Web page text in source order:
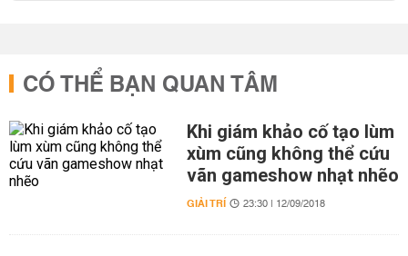
CÓ THỂ BẠN QUAN TÂM
Khi giám khảo cố tạo lùm
xùm cũng không thể cứu
vãn gameshow nhạt nhẽo
GIẢI TRÍ 23:30 | 12/09/2018